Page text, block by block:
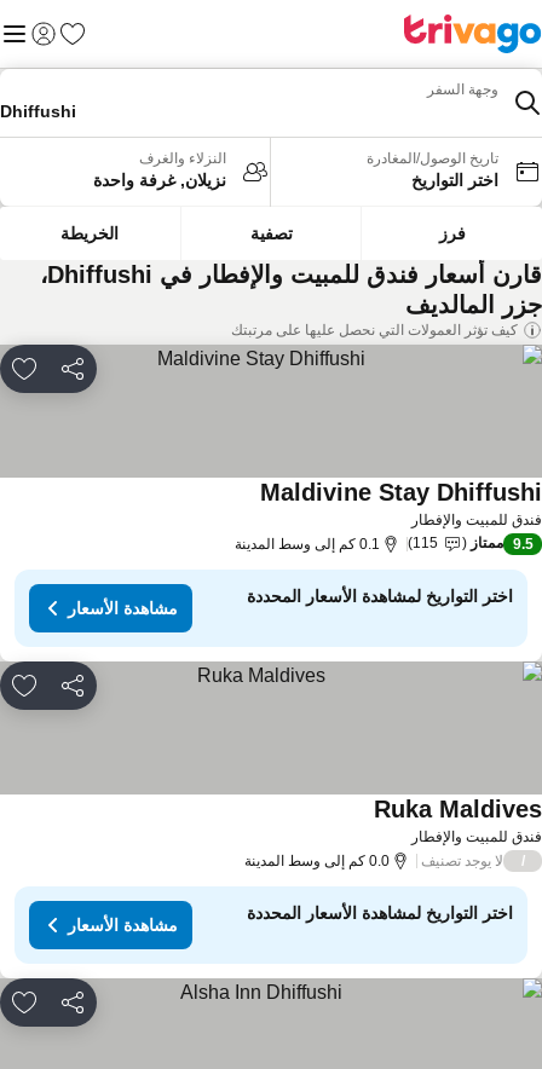
المفضلة
تسجيل
وجهة السفر
Dhiffushi
تاريخ الوصول/المغادرة
اختر التواريخ
النزلاء والغرف
نزيلان, غرفة واحدة
فرز تصفية الخريطة
قارن أسعار فندق للمبيت والإفطار في Dhiffushi،
المالديف
كيف تؤثر العمولات التي نحصل عليها على مرتبتك
مشاركة
للمبيت والإفطار
Maldivine Stay
9.5 ممتاز 115 0.1 كم إلى وسط المدينة
اختر التواريخ لمشاهدة الأسعار المحددة
مشاهدة الأسعار
مشاركة
للمبيت والإفطار
Ruka
لا يوجد تصنيف 0.0 كم إلى وسط المدينة
اختر التواريخ لمشاهدة الأسعار المحددة
مشاهدة الأسعار
مشاركة